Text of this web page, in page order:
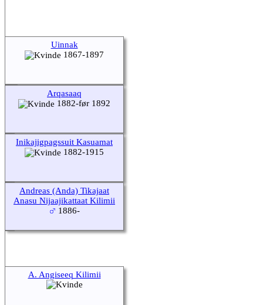
Uinnak
1867-1897
Arqasaaq
1882-før 1892
Inikajigpagssuit Kasuamat
1882-1915
Andreas (Anda) Tikajaat
Anasu Nijaajikattaat Kilimii
1886-
A. Angiseeq Kilimii